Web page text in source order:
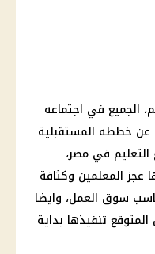
الجميع في اجتماعه
عن خططه المستقبلية
التعليم في مصر،
عجز المعلمين وكثافة
سوق العمل، وايضا
تنفيذها بداية